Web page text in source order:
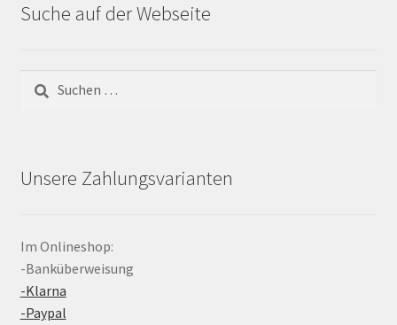
Suche auf der Webseite
Suchen
nach:
Unsere Zahlungsvarianten
Im Onlineshop:
-Banküberweisung
-Klarna
-Paypal